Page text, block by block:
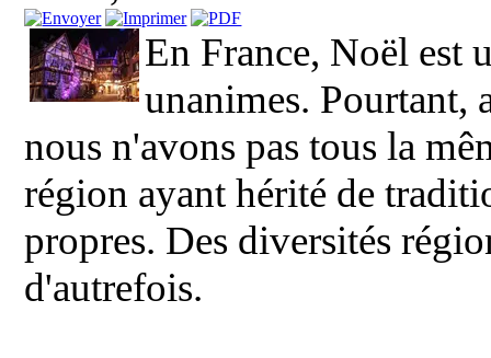
En France, Noël est
unanimes. Pourtant,
nous n'avons pas tous la
région ayant hérité de
propres. Des diversités
d'autrefois.